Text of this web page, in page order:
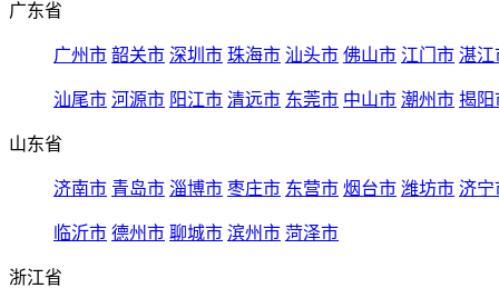
广东省
广州市 韶关市 深圳市 珠海市 汕头市 佛山市 江门市 湛江
汕尾市 河源市 阳江市 清远市 东莞市 中山市 潮州市 揭阳
山东省
济南市 青岛市 淄博市 枣庄市 东营市 烟台市 潍坊市 济宁
临沂市 德州市 聊城市 滨州市 菏泽市
浙江省